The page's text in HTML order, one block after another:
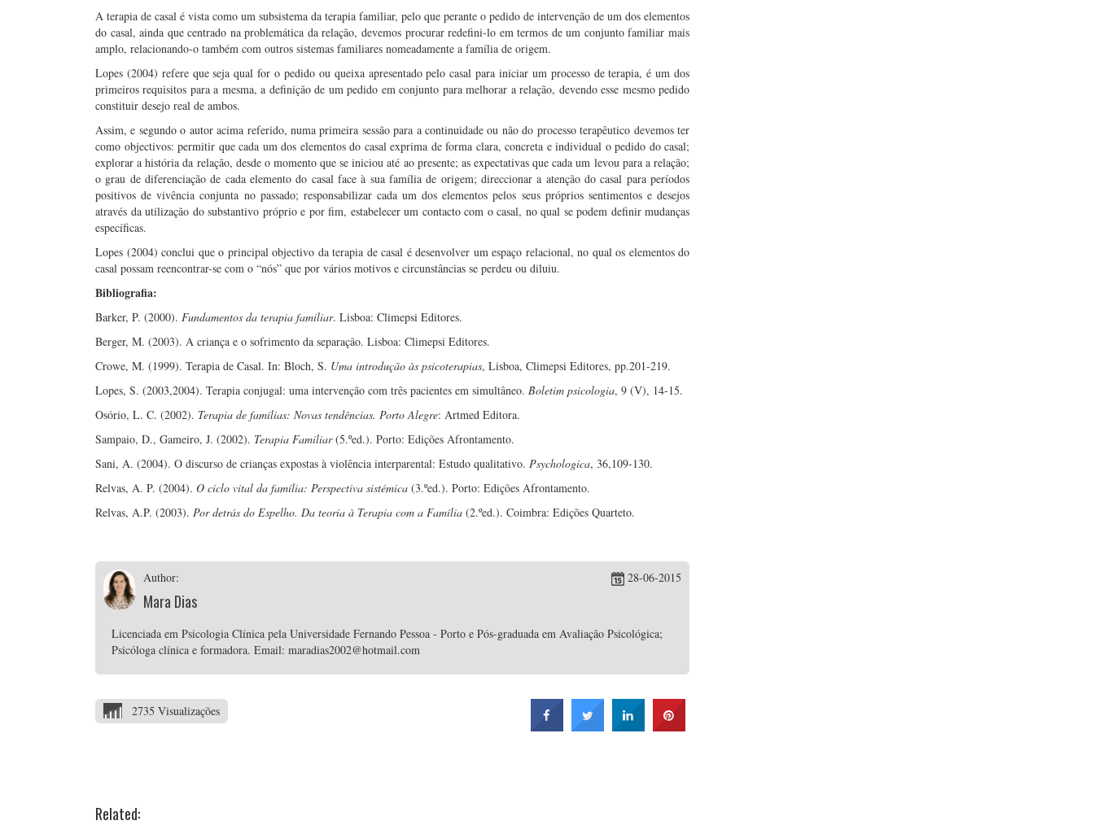
A terapia de casal é vista como um subsistema da terapia familiar, pelo que perante o pedido de intervenção de um dos elementos
do casal, ainda que centrado na problemática da relação, devemos procurar redefini-lo em termos de um conjunto familiar mais
amplo, relacionando-o também com outros sistemas familiares nomeadamente a família de origem.
Lopes (2004) refere que seja qual for o pedido ou queixa apresentado pelo casal para iniciar um processo de terapia, é um dos
primeiros requisitos para a mesma, a definição de um pedido em conjunto para melhorar a relação, devendo esse mesmo pedido
constituir desejo real de ambos.
Assim, e segundo o autor acima referido, numa primeira sessão para a continuidade ou não do processo terapêutico devemos ter
como objectivos: permitir que cada um dos elementos do casal exprima de forma clara, concreta e individual o pedido do casal;
explorar a história da relação, desde o momento que se iniciou até ao presente; as expectativas que cada um levou para a relação;
o grau de diferenciação de cada elemento do casal face à sua família de origem; direccionar a atenção do casal para períodos
positivos de vivência conjunta no passado; responsabilizar cada um dos elementos pelos seus próprios sentimentos e desejos
através da utilização do substantivo próprio e por fim, estabelecer um contacto com o casal, no qual se podem definir mudanças
específicas.
Lopes (2004) conclui que o principal objectivo da terapia de casal é desenvolver um espaço relacional, no qual os elementos do
casal possam reencontrar-se com o “nós” que por vários motivos e circunstâncias se perdeu ou diluiu.
Bibliografia:
Barker, P. (2000). Fundamentos da terapia familiar. Lisboa: Climepsi Editores.
Berger, M. (2003). A criança e o sofrimento da separação. Lisboa: Climepsi Editores.
Crowe, M. (1999). Terapia de Casal. In: Bloch, S. Uma introdução às psicoterapias, Lisboa, Climepsi Editores, pp.201-219.
Lopes, S. (2003,2004). Terapia conjugal: uma intervenção com três pacientes em simultâneo. Boletim psicologia, 9 (V), 14-15.
Osório, L. C. (2002). Terapia de famílias: Novas tendências. Porto Alegre: Artmed Editora.
Sampaio, D., Gameiro, J. (2002). Terapia Familiar(5.ºed.). Porto: Edições Afrontamento.
Sani, A. (2004). O discurso de crianças expostas à violência interparental: Estudo qualitativo. Psychologica, 36,109-130.
Relvas, A. P. (2004). O ciclo vital da família: Perspectiva sistémica (3.ºed.). Porto: Edições Afrontamento.
Relvas, A.P. (2003). Por detrás do Espelho. Da teoria à Terapia com a Família (2.ºed.). Coimbra: Edições Quarteto.
Author:
Mara Dias
28-06-2015
Licenciada em Psicologia Clínica pela Universidade Fernando Pessoa - Porto e Pós-graduada em Avaliação Psicológica;
Psicóloga clínica e formadora. Email: maradias2002@hotmail.com
2735 Visualizações
Related: